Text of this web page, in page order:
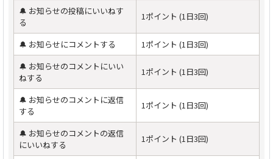
🔔 お知らせの投稿にいいねす
る
1ポイント (1日3回)
🔔 お知らせにコメントする
1ポイント (1日3回)
🔔 お知らせのコメントにいい
ねする
1ポイント (1日3回)
🔔 お知らせのコメントに返信
する
1ポイント (1日3回)
🔔 お知らせのコメントの返信
にいいねする
1ポイント (1日3回)